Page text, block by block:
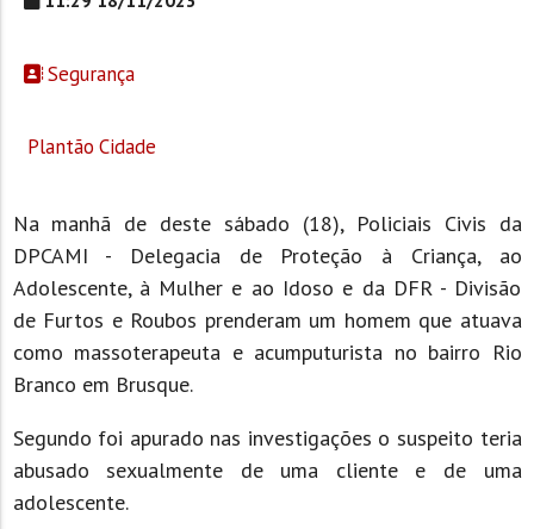
Segurança
Plantão Cidade
Na manhã de deste sábado (18), Policiais Civis da
DPCAMI - Delegacia de Proteção à Criança, ao
Adolescente, à Mulher e ao Idoso e da DFR - Divisão
de Furtos e Roubos prenderam um homem que atuava
como massoterapeuta e acumputurista no bairro Rio
Branco em Brusque.
Segundo foi apurado nas investigações o suspeito teria
abusado sexualmente de uma cliente e de uma
adolescente.